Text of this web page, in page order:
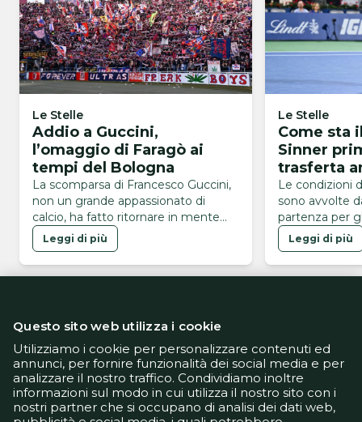
Le Stelle
Addio a Guccini,
l’omaggio di Faragò ai
tempi del Bologna
La scomparsa di Francesco Guccini,
non un grande appassionato di
calcio, ha fatto ritornare in mente
l'omaggio di Faragò ai tempi del
Bologna
Leggi di più
Le Stelle
Come sta
Sinner
trasferta
Pareri
Le condizioni
sono avvolte
partenza per
Leggi di più
Informativa Privacy
Informativa Cookie
Tech App
Questo sito web utilizza i cookie
Utilizziamo i cookie per personalizzare contenuti ed
annunci, per fornire funzionalità dei social media e per
analizzare il nostro traffico. Condividiamo inoltre
informazioni sul modo in cui utilizza il nostro sito con i
nostri partner che si occupano di analisi dei dati web,